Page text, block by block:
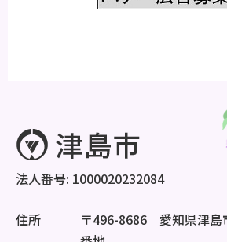
法人番号: 1000020232084
住所
〒496-8686 愛知県津島